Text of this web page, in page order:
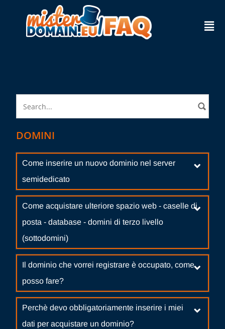
DOMINI
Come inserire un nuovo dominio nel server
semidedicato
Come acquistare ulteriore spazio web - caselle di
posta - database - domini di terzo livello
(sottodomini)
Il dominio che vorrei registrare è occupato, come
posso fare?
Perchè devo obbligatoriamente inserire i miei
dati per acquistare un dominio?